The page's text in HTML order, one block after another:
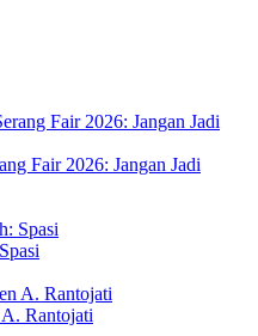
Fair 2026: Jangan Jadi
Rantojati